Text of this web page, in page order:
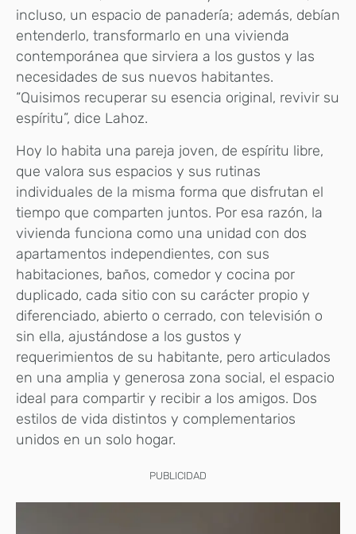
incluso, un espacio de panadería; además, debían
entenderlo, transformarlo en una vivienda
contemporánea que sirviera a los gustos y las
necesidades de sus nuevos habitantes.
“Quisimos recuperar su esencia original, revivir su
espíritu”, dice Lahoz.
Hoy lo habita una pareja joven, de espíritu libre,
que valora sus espacios y sus rutinas
individuales de la misma forma que disfrutan el
tiempo que comparten juntos. Por esa razón, la
vivienda funciona como una unidad con dos
apartamentos independientes, con sus
habitaciones, baños, comedor y cocina por
duplicado, cada sitio con su carácter propio y
diferenciado, abierto o cerrado, con televisión o
sin ella, ajustándose a los gustos y
requerimientos de su habitante, pero articulados
en una amplia y generosa zona social, el espacio
ideal para compartir y recibir a los amigos. Dos
estilos de vida distintos y complementarios
unidos en un solo hogar.
PUBLICIDAD